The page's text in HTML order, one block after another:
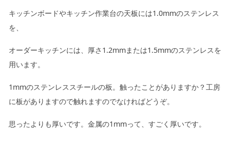
造り付け家具
Build-in
キッチンボードやキッチン作業台の天板には1.0mmのステンレス
を、
オーダーキッチンには、厚さ1.2mmまたは1.5mmのステンレスを
用います。
1mmのステンレススチールの板。触ったことがありますか？工房
に板がありますので触れますのでなければどうぞ。
思ったよりも厚いです。金属の1mmって、すごく厚いです。